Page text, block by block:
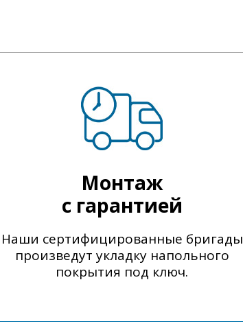
Монтаж
с гарантией
Наши сертифицированные бригады
произведут укладку напольного
покрытия под ключ.